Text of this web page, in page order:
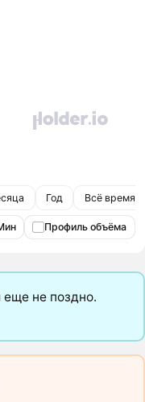
Год Всё время
Профиль объёма
не поздно.